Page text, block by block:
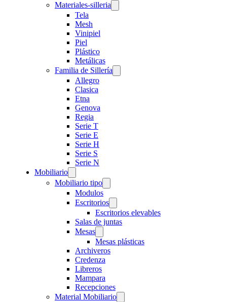
Materiales-silleria
Tela
Mesh
Vinipiel
Piel
Plástico
Metálicas
Familia de Sillería
Allegro
Clasica
Etna
Genova
Regia
Serie T
Serie E
Serie H
Serie S
Serie N
Mobiliario
Mobiliario tipo
Modulos
Escritorios
Escritorios elevables
Salas de juntas
Mesas
Mesas plásticas
Archiveros
Credenza
Libreros
Mampara
Recepciones
Material Mobiliario